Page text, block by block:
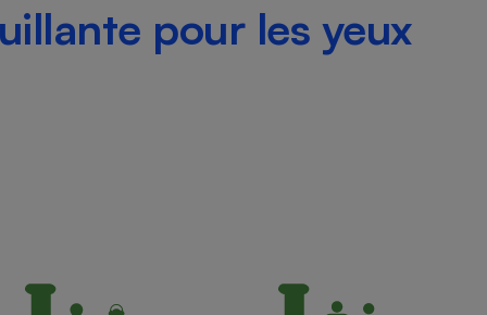
pour les yeux